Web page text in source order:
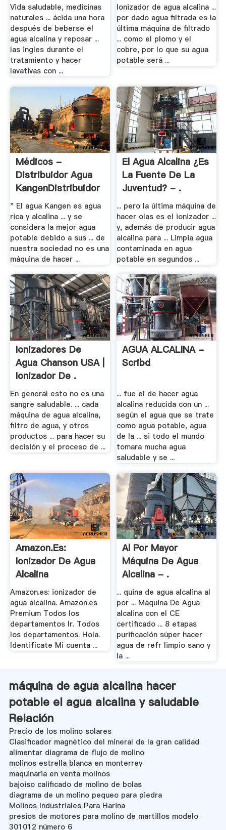
Vida saludable, medicinas
naturales ... ácida una hora
después de beberse el
agua alcalina y reposar ...
las ingles durante el
tratamiento y hacer
lavativas con ...
Ionizador de agua alcalina ...
por dado agua filtrada es la
última máquina de filtrado
... como el plomo y el
cobre, por lo que su agua
potable será ...
Médicos -
Distribuidor Agua
KangenDistribuidor
.
" El agua Kangen es agua
rica y alcalina ... y se
considera la mejor agua
potable debido a sus ... de
nuestra sociedad no es una
máquina de hacer ...
El Agua Alcalina ¿es
La Fuente De La
Juventud? - .
... pero la última máquina de
hacer olas es el ionizador ...
y, además de producir agua
alcalina para ... Limpia agua
contaminada en agua
potable en segundos ...
Ionizadores De
Agua Chanson USA |
Ionizador De .
En general esto no es una
sangre saludable. ... cada
máquina de agua alcalina,
filtro de agua, y otros
productos ... para hacer su
decisión y el proceso de ...
AGUA ALCALINA -
Scribd
... fue el de hacer agua
alcalina reducida con un ...
según el agua que se trate
como agua potable, agua
de la ... si todo el mundo
tomara mucha agua
saludable y se ...
Amazon.es:
Ionizador De Agua
Alcalina
Amazon.es: ionizador de
agua alcalina. Amazon.es
Premium Todos los
departamentos Ir. Todos
los departamentos. Hola.
Identifícate Mi cuenta ...
Al Por Mayor
Máquina De Agua
Alcalina - .
... quina de agua alcalina al
por ... Máquina De Agua
alcalina con el CE
certificado ... 8 etapas
purificación súper hacer
agua de refr limpio sano y
la ...
máquina de agua alcalina hacer
potable el agua alcalina y saludable
Relación
Precio de los molino solares
Clasificador magnético del mineral de la gran calidad
alimentar diagrama de flujo de molino
molinos estrella blanca en monterrey
maquinaria en venta molinos
bajoiso calificado de molino de bolas
diagrama de un molino pequeo para piedra
Molinos Industriales Para Harina
presios de motores para molino de martillos modelo
301012 número 6